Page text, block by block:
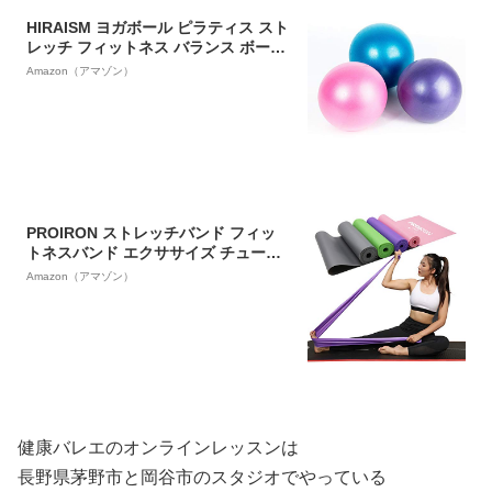
HIRAISM ヨガボール ピラティス スト
レッチ フィットネス バランス ボール
ミニ 20cm-25cm ピンク ブルー パー
Amazon（アマゾン）
PROIRON ストレッチバンド フィッ
トネスバンド エクササイズ チューブ
ラテックスフリー 滑り止め TPE素材
Amazon（アマゾン）
健康バレエのオンラインレッスンは
長野県茅野市と岡谷市のスタジオでやっている